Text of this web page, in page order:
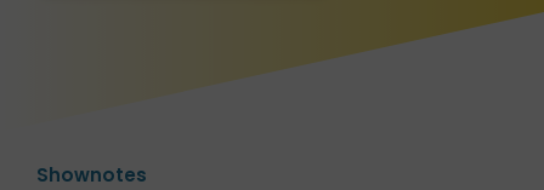
Shownotes